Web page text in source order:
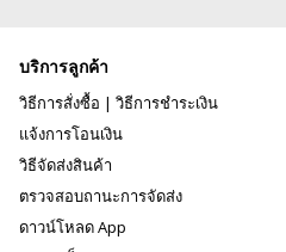
บริการลูกค้า
วิธีการสั่งซื้อ | วิธีการชำระเงิน
แจ้งการโอนเงิน
วิธีจัดส่งสินค้า
ตรวจสอบถานะการจัดส่ง
ดาวน์โหลด App